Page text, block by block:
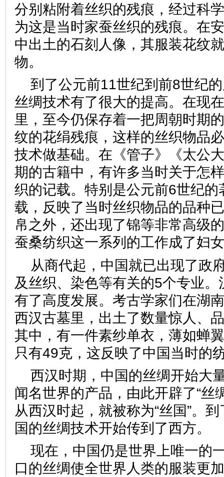
分别粘附着丝织的残痕，经过科
为这是当时家蚕丝织的残痕。在
中出土的石刻人像，其服装花纹
物。
到了公元前11世纪到前8世纪
丝绸技术有了很大的提高。在现
里，至今仍保存着一把周朝时期
纹的花绢残痕，这样的丝织物品
技术做基础。在《管子》《太公
期的古籍中，有许多当时关于怎
织的记载。特别是公元前6世纪
载，反映了当时丝织物品的品种
帛之外，还出现了锦等非常高级
蚕桑纺织这一系列的工作成了妇
从商代起，中国就已出现了政
及丝织、染色等有关的5个专业
有了高度发展。考古学家们在湖
西汉古墓里，出土了数量惊人、
其中，有一件素纱单衣，薄如蝉
只有49克，这反映了中国当时的
西汉时期，中国的丝绸开始大
闻名世界的产品，由此开辟了“丝
从西汉时起，就被称为“丝国”。
国的丝绸技术开始传到了西方。
现在，中国仍是世界上唯一的
口的丝绸使全世界人类的服装更